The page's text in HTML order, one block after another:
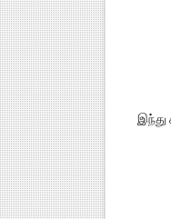
இந்து